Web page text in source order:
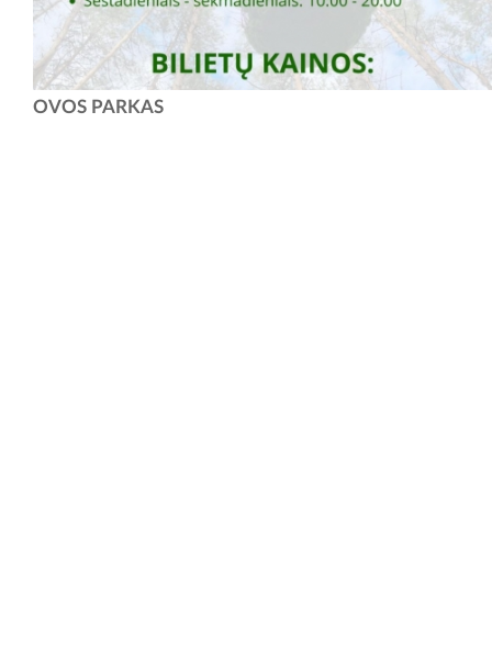
Ovos Parkas – tai vieta, kur rudens spalvos, gamta ir pramogos
OVOS PARKAS